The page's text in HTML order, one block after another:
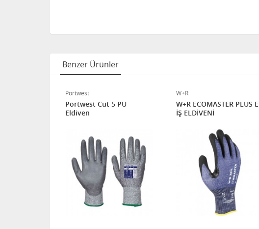
Benzer Ürünler
Portwest
Portwest Cut 5 PU
Eldiven
W+R
W+R ECOMASTER PLUS E
İŞ ELDİVENİ